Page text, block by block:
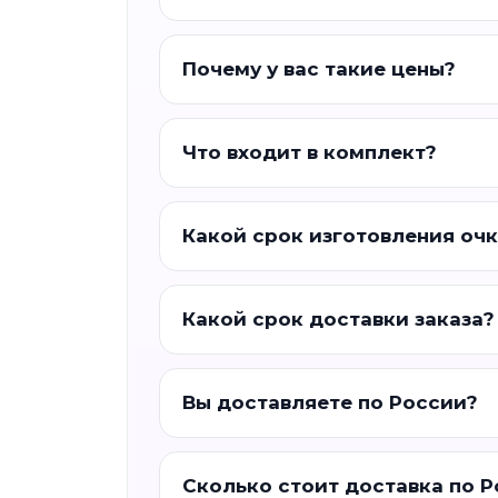
Почему у вас такие цены?
Что входит в комплект?
Какой срок изготовления
Какой срок доставки заказа?
Вы доставляете по России?
Сколько стоит доставка по